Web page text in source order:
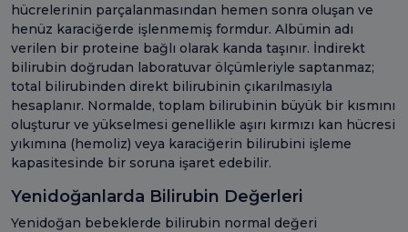
hücrelerinin parçalanmasından hemen sonra oluşan ve
henüz karaciğerde işlenmemiş formdur. Albümin adı
verilen bir proteine bağlı olarak kanda taşınır. İndirekt
bilirubin doğrudan laboratuvar ölçümleriyle saptanmaz;
total bilirubinden direkt bilirubinin çıkarılmasıyla
hesaplanır. Normalde, toplam bilirubinin büyük bir kısmını
oluşturur ve yükselmesi genellikle aşırı kırmızı kan hücresi
yıkımına (hemoliz) veya karaciğerin bilirubini işleme
kapasitesinde bir soruna işaret edebilir.
Yenidoğanlarda Bilirubin Değerleri
Yenidoğan bebeklerde bilirubin normal değeri